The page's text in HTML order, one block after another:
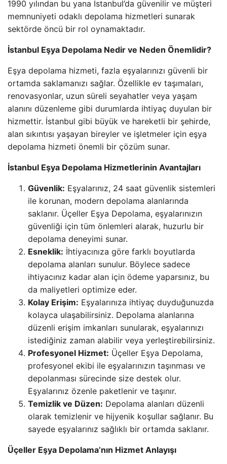
1990 yılından bu yana İstanbul’da güvenilir ve müşteri
memnuniyeti odaklı depolama hizmetleri sunarak
sektörde öncü bir rol oynamaktadır.
İstanbul Eşya Depolama Nedir ve Neden Önemlidir?
Eşya depolama hizmeti, fazla eşyalarınızı güvenli bir
ortamda saklamanızı sağlar. Özellikle ev taşımaları,
renovasyonlar, uzun süreli seyahatler veya yaşam
alanını düzenleme gibi durumlarda ihtiyaç duyulan bir
hizmettir. İstanbul gibi büyük ve hareketli bir şehirde,
alan sıkıntısı yaşayan bireyler ve işletmeler için eşya
depolama hizmeti önemli bir çözüm sunar.
İstanbul Eşya Depolama Hizmetlerinin Avantajları
Güvenlik: Eşyalarınız, 24 saat güvenlik sistemleri
ile korunan, modern depolama alanlarında
saklanır. Üçeller Eşya Depolama, eşyalarınızın
güvenliği için tüm önlemleri alarak, huzurlu bir
depolama deneyimi sunar.
Esneklik: İhtiyacınıza göre farklı boyutlarda
depolama alanları sunulur. Böylece sadece
ihtiyacınız kadar alan için ödeme yaparsınız, bu
da maliyetleri optimize eder.
Kolay Erişim: Eşyalarınıza ihtiyaç duyduğunuzda
kolayca ulaşabilirsiniz. Depolama alanlarına
düzenli erişim imkanları sunularak, eşyalarınızı
istediğiniz zaman alabilir veya yerleştirebilirsiniz.
Profesyonel Hizmet: Üçeller Eşya Depolama,
profesyonel ekibi ile eşyalarınızın taşınması ve
depolanması sürecinde size destek olur.
Eşyalarınız özenle paketlenir ve taşınır.
Temizlik ve Düzen: Depolama alanları düzenli
olarak temizlenir ve hijyenik koşullar sağlanır. Bu
sayede eşyalarınız sağlıklı bir ortamda saklanır.
Üçeller Eşya Depolama’nın Hizmet Anlayışı